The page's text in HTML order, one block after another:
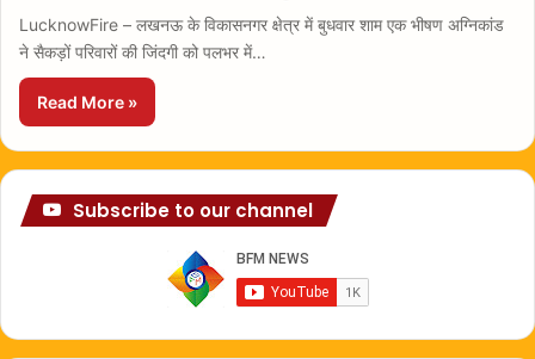
LucknowFire – लखनऊ के विकासनगर क्षेत्र में बुधवार शाम एक भीषण अग्निकांड
ने सैकड़ों परिवारों की जिंदगी को पलभर में…
Read More »
Subscribe to our channel